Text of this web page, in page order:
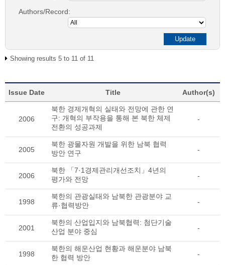
Authors/Record:
Showing results 5 to 11 of 11
Issue Date Title Author(s)
2006
북한 경제개혁의 실태와 전망에 관한 연
구: 개혁의 부작용을 통해 본 북한 체제
전환의 성공과제
-
2005
북한 광물자원 개발을 위한 남북 협력
방안 연구
-
2006
북한 「7·1경제관리개선조치」4년의
평가와 전망
-
1998
북한의 관광실태와 남북한 관광분야 교
류·협력방안
-
2001
북한의 산업입지와 남북협력: 첨단기술
산업 분야 중심
-
1998
북한의 해운산업 현황과 해운분야 남북
한 협력 방안
-